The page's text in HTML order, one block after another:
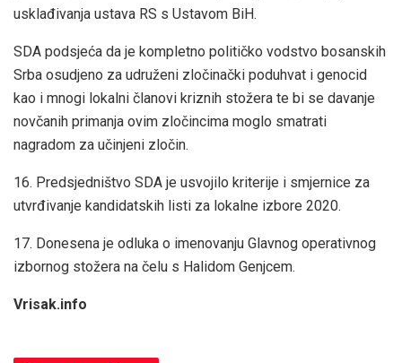
usklađivanja ustava RS s Ustavom BiH.
SDA podsjeća da je kompletno političko vodstvo bosanskih
Srba osudjeno za udruženi zločinački poduhvat i genocid
kao i mnogi lokalni članovi kriznih stožera te bi se davanje
novčanih primanja ovim zločincima moglo smatrati
nagradom za učinjeni zločin.
16. Predsjedništvo SDA je usvojilo kriterije i smjernice za
utvrđivanje kandidatskih listi za lokalne izbore 2020.
17. Donesena je odluka o imenovanju Glavnog operativnog
izbornog stožera na čelu s Halidom Genjcem.
Vrisak.info